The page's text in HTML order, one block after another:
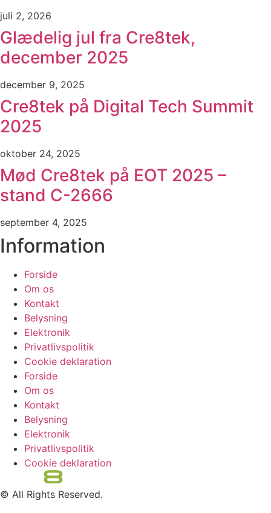
juli 2, 2026
Glædelig jul fra Cre8tek,
december 2025
december 9, 2025
Cre8tek på Digital Tech Summit
2025
oktober 24, 2025
Mød Cre8tek på EOT 2025 –
stand C-2666
september 4, 2025
Information
Forside
Om os
Kontakt
Belysning
Elektronik
Privatlivspolitik
Cookie deklaration
Forside
Om os
Kontakt
Belysning
Elektronik
Privatlivspolitik
Cookie deklaration
© All Rights Reserved.